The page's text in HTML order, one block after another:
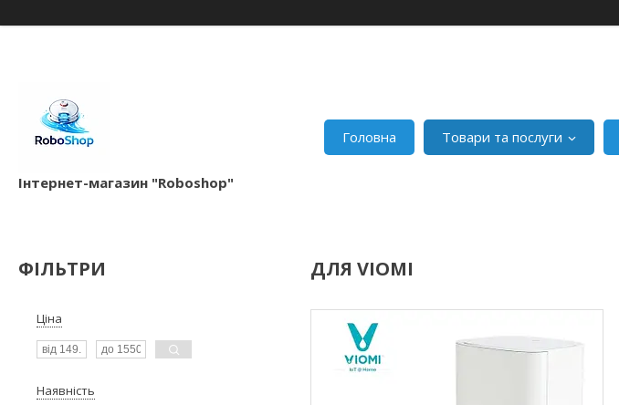
Інтернет-магазин "Roboshop"
Головна Товари та послуги
ФІЛЬТРИ
Ціна
Наявність
ДЛЯ VIOMI